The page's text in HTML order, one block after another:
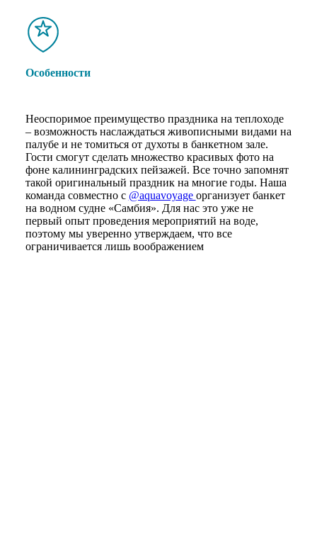
Особенности
Неоспоримое преимущество праздника на теплоходе
– возможность наслаждаться живописными видами на
палубе и не томиться от духоты в банкетном зале.
Гости смогут сделать множество красивых фото на
фоне калининградских пейзажей. Все точно запомнят
такой оригинальный праздник на многие годы. Наша
команда совместно с @aquavoyage организует банкет
на водном судне «Самбия». Для нас это уже не
первый опыт проведения мероприятий на воде,
поэтому мы уверенно утверждаем, что все
ограничивается лишь воображением